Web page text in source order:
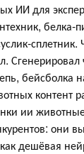
ИИ для
белка-
бейсболка
контент
ии
они
дешёвая